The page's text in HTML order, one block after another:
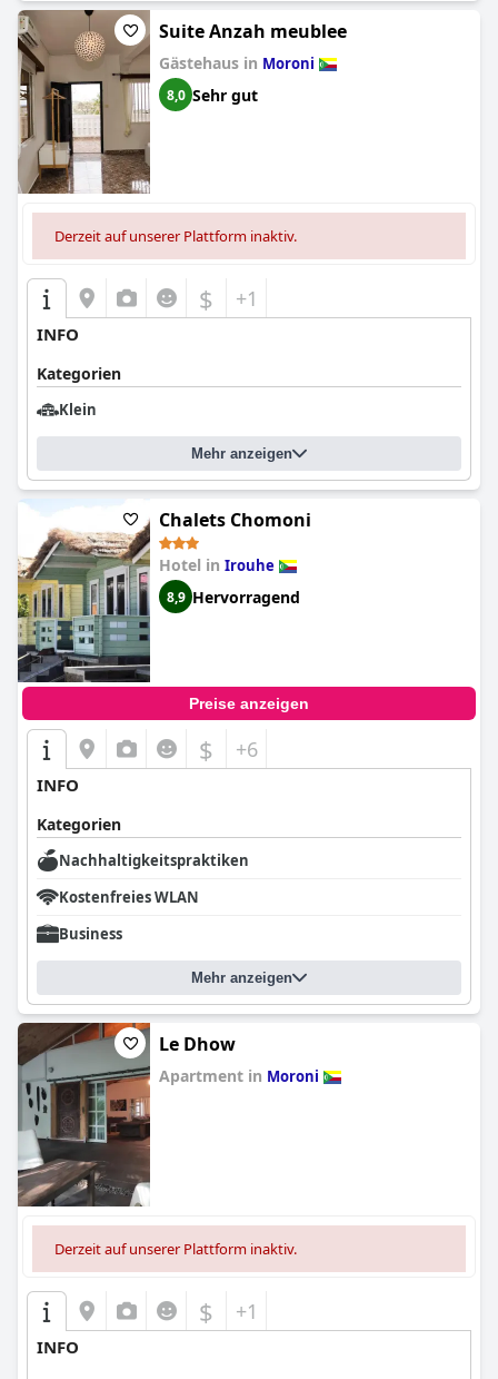
Suite Anzah meublee
Gästehaus in Moroni
8,0 Sehr gut
Derzeit auf unserer Plattform inaktiv.
$ +1
INFO
Kategorien
Klein
Mehr anzeigen
Chalets Chomoni
Hotel in Irouhe
8,9 Hervorragend
Preise anzeigen
$ +6
INFO
Kategorien
Nachhaltigkeitspraktiken
Kostenfreies WLAN
Business
Mehr anzeigen
Le Dhow
Apartment in Moroni
Derzeit auf unserer Plattform inaktiv.
$ +1
INFO